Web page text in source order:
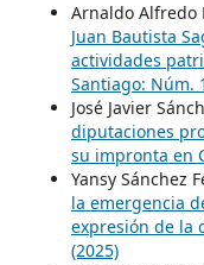
Arnaldo Alfredo
Juan Bautista
actividades
Santiago: Núm.
José Javier
diputaciones
su impronta en
Yansy Sánchez
la emergencia
expresión de la
(2025)